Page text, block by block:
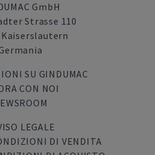
GmbH
Strasse 110
Kaiserslautern
SU GINDUMAC
CON NOI
LEGALE
DI VENDITA